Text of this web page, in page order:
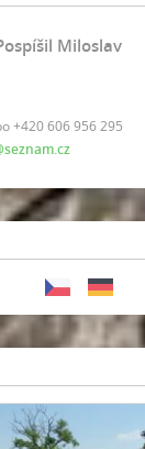
Miloslav
+420 606 956 295